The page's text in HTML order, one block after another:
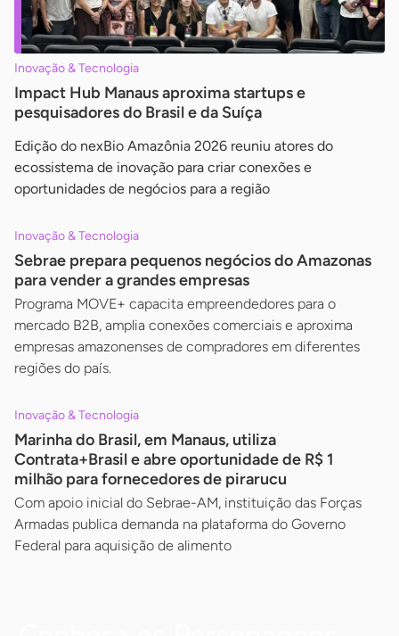
Inovação & Tecnologia
Impact Hub Manaus aproxima startups e
pesquisadores do Brasil e da Suíça
Edição do nexBio Amazônia 2026 reuniu atores do
ecossistema de inovação para criar conexões e
oportunidades de negócios para a região
Inovação & Tecnologia
Sebrae prepara pequenos negócios do Amazonas
para vender a grandes empresas
Programa MOVE+ capacita empreendedores para o
mercado B2B, amplia conexões comerciais e aproxima
empresas amazonenses de compradores em diferentes
regiões do país.
Inovação & Tecnologia
Marinha do Brasil, em Manaus, utiliza
Contrata+Brasil e abre oportunidade de R$ 1
milhão para fornecedores de pirarucu
Com apoio inicial do Sebrae-AM, instituição das Forças
Armadas publica demanda na plataforma do Governo
Federal para aquisição de alimento